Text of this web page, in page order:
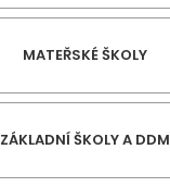
MATEŘSKÉ ŠKOLY
ZÁKLADNÍ ŠKOLY A DDM